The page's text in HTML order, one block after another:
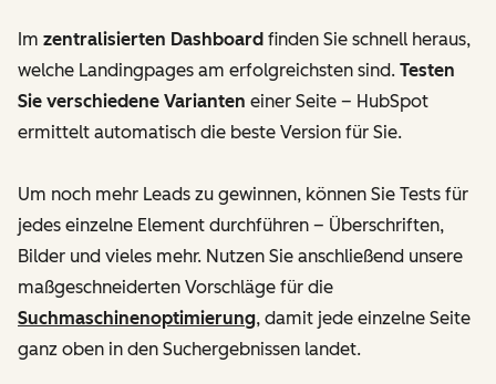
Im zentralisierten Dashboard finden Sie schnell heraus,
welche Landingpages am erfolgreichsten sind. Testen
Sie verschiedene Varianten einer Seite – HubSpot
ermittelt automatisch die beste Version für Sie.
Um noch mehr Leads zu gewinnen, können Sie Tests für
jedes einzelne Element durchführen – Überschriften,
Bilder und vieles mehr. Nutzen Sie anschließend unsere
maßgeschneiderten Vorschläge für die
Suchmaschinenoptimierung, damit jede einzelne Seite
ganz oben in den Suchergebnissen landet.